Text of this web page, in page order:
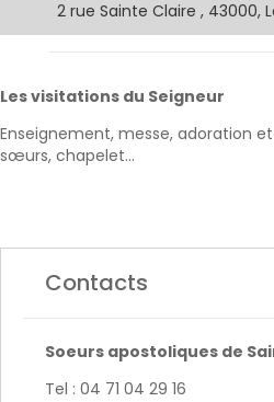
2 rue Sainte Claire , 43000,
Les visitations du Seigneur
Enseignement, messe, adoration
sœurs, chapelet…
Contacts
Soeurs apostoliques de
Tel : 04 71 04 29 16